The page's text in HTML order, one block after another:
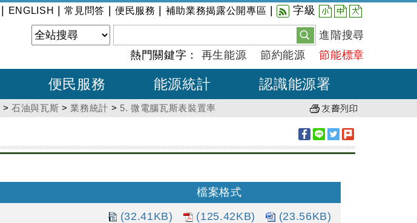
ENGLISH |常見問答 便民服務 補助業務揭露公開專區 字級 小 中 大
進階搜尋
熱門關鍵字： 再生能源 節約能源 節能標章
便民服務 能源統計 認識能源署
>石油與瓦斯 >業務統計 > 5. 微電腦瓦斯表裝置率
檔案格式
(32.41KB) (125.42KB) (23.56KB)